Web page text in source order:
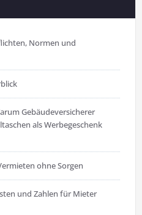
Normen und
Gebäudeversicherer
als Werbegeschenk
ohne Sorgen
und Zahlen für Mieter